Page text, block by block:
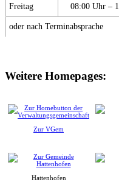
Freitag 08:00 Uhr –
oder nach Terminabsprache
Weitere Homepages:
Zur VGem
Hattenhofen